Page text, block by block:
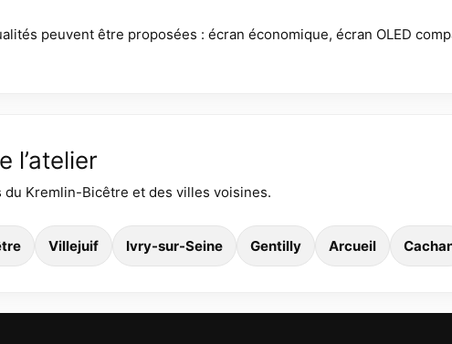
peuvent être proposées : écran économique, écran OLED
l’atelier
Kremlin-Bicêtre et des villes voisines.
Villejuif Ivry-sur-Seine Gentilly Arcueil